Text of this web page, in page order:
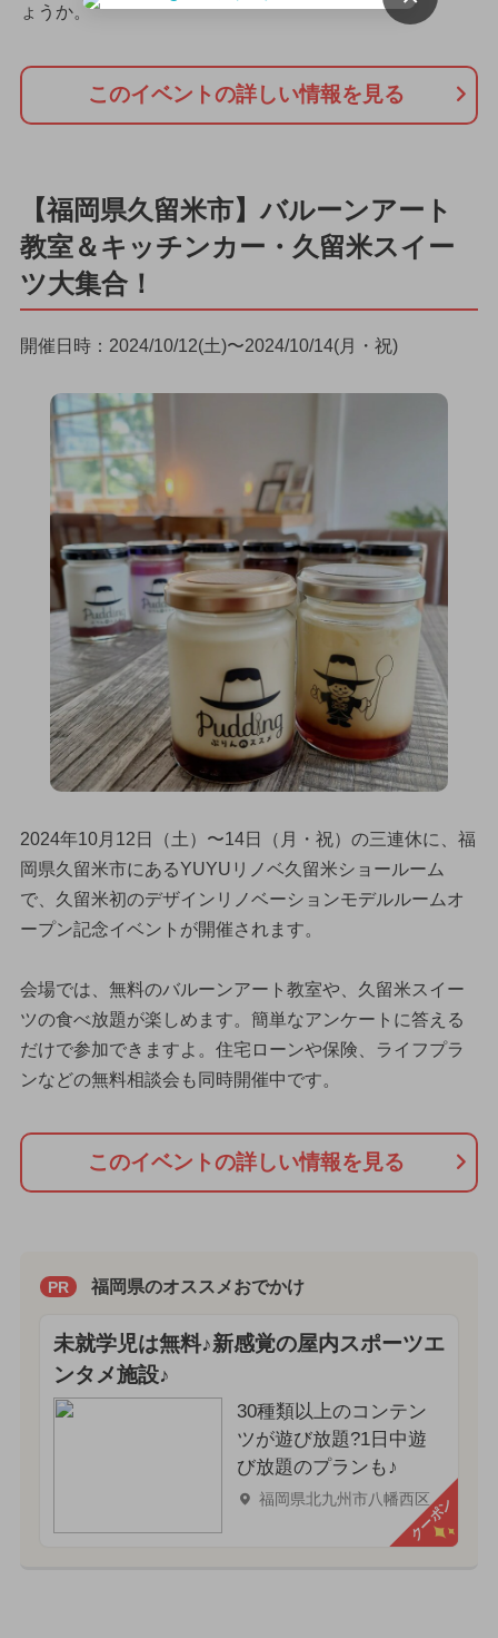
ょうか。
このイベントの詳しい情報を見る
【福岡県久留米市】バルーンアート
教室＆キッチンカー・久留米スイー
ツ大集合！
開催日時：2024/10/12(土)〜2024/10/14(月・祝)
2024年10月12日（土）〜14日（月・祝）の三連休に、福
岡県久留米市にあるYUYUリノベ久留米ショールーム
で、久留米初のデザインリノベーションモデルルームオ
ープン記念イベントが開催されます。
会場では、無料のバルーンアート教室や、久留米スイー
ツの食べ放題が楽しめます。簡単なアンケートに答える
だけで参加できますよ。住宅ローンや保険、ライフプラ
ンなどの無料相談会も同時開催中です。
このイベントの詳しい情報を見る
PR 福岡県のオススメおでかけ
未就学児は無料♪新感覚の屋内スポーツエ
ンタメ施設♪
30種類以上のコンテン
ツが遊び放題?1日中遊
び放題のプランも♪
福岡県北九州市八幡西区クーポン